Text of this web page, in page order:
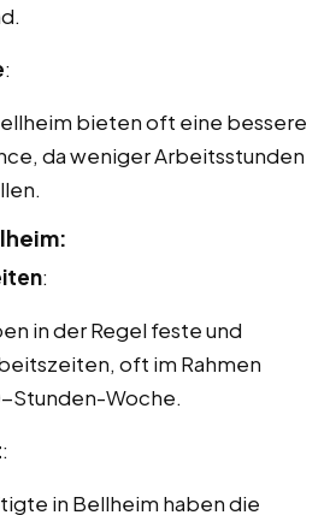
:
bieten oft eine bessere
da weniger Arbeitsstunden
:
in der Regel feste und
oft im Rahmen
Stunden-Woche.
:
in Bellheim haben die